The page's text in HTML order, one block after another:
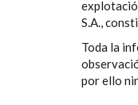
S.A.,
Toda la
por ello